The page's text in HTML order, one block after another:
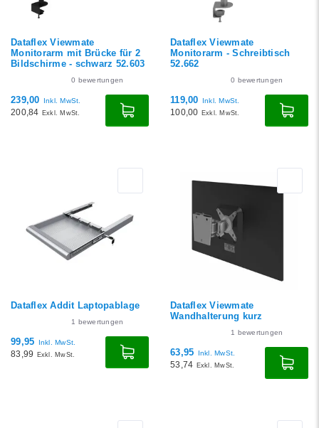
Dataflex Viewmate
Monitorarm mit Brücke für 2
Bildschirme - schwarz 52.603
0 bewertungen
239,00 Inkl. MwSt.
200,84 Exkl. MwSt.
Dataflex Viewmate
Monitorarm - Schreibtisch
52.662
0 bewertungen
119,00 Inkl. MwSt.
100,00 Exkl. MwSt.
Dataflex Addit Laptopablage
1 bewertungen
99,95 Inkl. MwSt.
83,99 Exkl. MwSt.
Dataflex Viewmate
Wandhalterung kurz
1 bewertungen
63,95 Inkl. MwSt.
53,74 Exkl. MwSt.